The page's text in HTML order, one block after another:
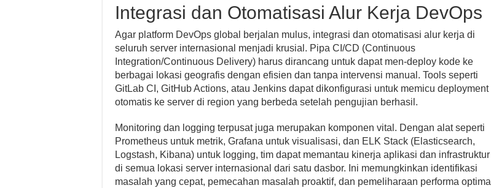
Integrasi dan Otomatisasi Alur Kerja DevOps
Agar platform DevOps global berjalan mulus, integrasi dan otomatisasi alur kerja di
seluruh server internasional menjadi krusial. Pipa CI/CD (Continuous
Integration/Continuous Delivery) harus dirancang untuk dapat men-deploy kode ke
berbagai lokasi geografis dengan efisien dan tanpa intervensi manual. Tools seperti
GitLab CI, GitHub Actions, atau Jenkins dapat dikonfigurasi untuk memicu deployment
otomatis ke server di region yang berbeda setelah pengujian berhasil.
Monitoring dan logging terpusat juga merupakan komponen vital. Dengan alat seperti
Prometheus untuk metrik, Grafana untuk visualisasi, dan ELK Stack (Elasticsearch,
Logstash, Kibana) untuk logging, tim dapat memantau kinerja aplikasi dan infrastruktur
di semua lokasi server internasional dari satu dasbor. Ini memungkinkan identifikasi
masalah yang cepat, pemecahan masalah proaktif, dan pemeliharaan performa optimal